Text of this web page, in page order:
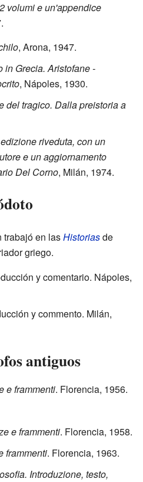
volumi e un'appendice
, Arona, 1947.
in Grecia. Aristofane -
, Nápoles, 1930.
del tragico. Dalla preistoria a
riveduta, con un
e un aggiornamento
Del Corno, Milán, 1974.
trabajó en lasHistoriasde
griego.
y comentario. Nápoles,
y commento. Milán,
antiguos
e frammenti. Florencia, 1956.
e frammenti. Florencia, 1958.
frammenti. Florencia, 1963.
Introduzione, testo,